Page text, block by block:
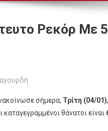
Ρεκόρ Με
σήμερα, Τρίτη (04/01)
θάνατοι είναι